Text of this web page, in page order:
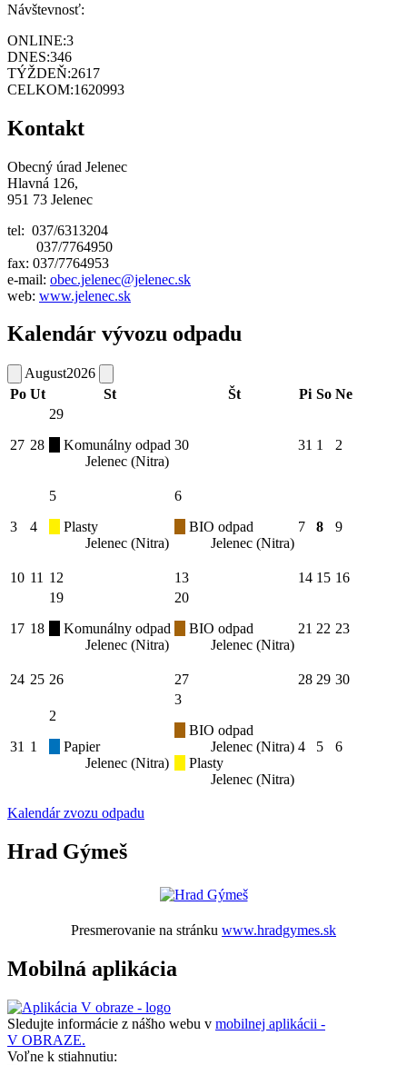
Návštevnosť:
ONLINE:3
DNES:346
TÝŽDEŇ:2617
CELKOM:1620993
Kontakt
Obecný úrad Jelenec
Hlavná 126,
951 73 Jelenec
tel: 037/6313204
037/7764950
fax: 037/7764953
e-mail: obec.jelenec@jelenec.sk
web: www.jelenec.sk
Kalendár vývozu odpadu
August2026
Po Ut St Št Pi So Ne
27 28
29
Komunálny odpad
Jelenec (Nitra)
30 31 1 2
3 4
5
Plasty
Jelenec (Nitra)
6
BIO odpad
Jelenec (Nitra)
7 8 9
10 11 12 13 14 15 16
17 18
19
Komunálny odpad
Jelenec (Nitra)
20
BIO odpad
Jelenec (Nitra)
21 22 23
24 25 26 27 28 29 30
31 1
2
Papier
Jelenec (Nitra)
3
BIO odpad
Jelenec (Nitra)
Plasty
Jelenec (Nitra)
4 5 6
Kalendár zvozu odpadu
Hrad Gýmeš
Presmerovanie na stránku www.hradgymes.sk
Mobilná aplikácia
Sledujte informácie z nášho webu v mobilnej aplikácii -
V OBRAZE.
Voľne k stiahnutiu: